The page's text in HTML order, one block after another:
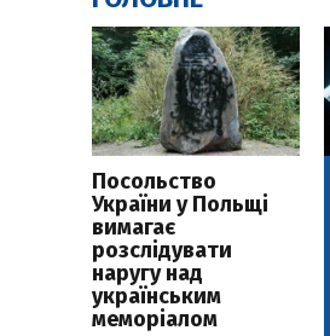
Посольство
України у Польщі
вимагає
розслідувати
наругу над
українським
меморіалом